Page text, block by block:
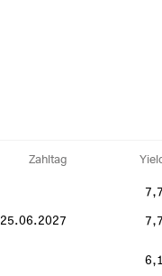
Zahltag
25.06.2027